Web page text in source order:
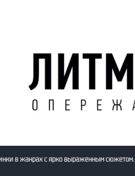
в жанрах с ярко выраженным сюжетом.